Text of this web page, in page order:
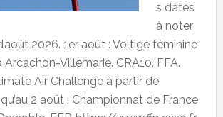
s dates
à noter
2026. 1er août : Voltige féminine
Villemarie. CRA10. FFA.
Air Challenge à partir de
2 août : Championnat de France